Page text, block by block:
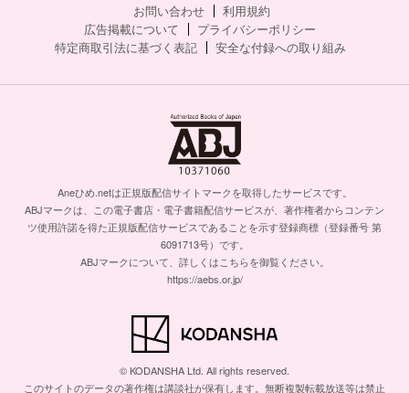
お問い合わせ
利用規約
広告掲載について
プライバシーポリシー
特定商取引法に基づく表記
安全な付録への取り組み
Aneひめ.netは正規版配信サイトマークを取得したサービスです。
ABJマークは、この電子書店・電子書籍配信サービスが、著作権者からコンテン
ツ使用許諾を得た正規版配信サービスであることを示す登録商標（登録番号 第
6091713号）です。
ABJマークについて、詳しくはこちらを御覧ください。
https://aebs.or.jp/
© KODANSHA Ltd. All rights reserved.
このサイトのデータの著作権は講談社が保有します。無断複製転載放送等は禁止